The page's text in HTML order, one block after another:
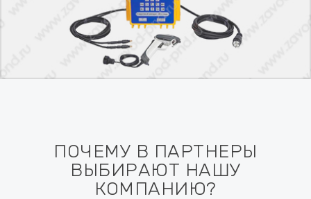
ПОЧЕМУ В ПАРТНЕРЫ
ВЫБИРАЮТ НАШУ
КОМПАНИЮ?